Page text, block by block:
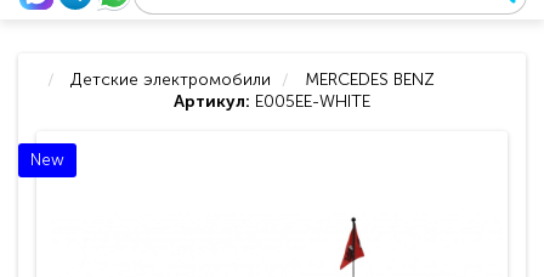
Детские электромобили
MERCEDES BENZ
Артикул: E005EE-WHITE
New